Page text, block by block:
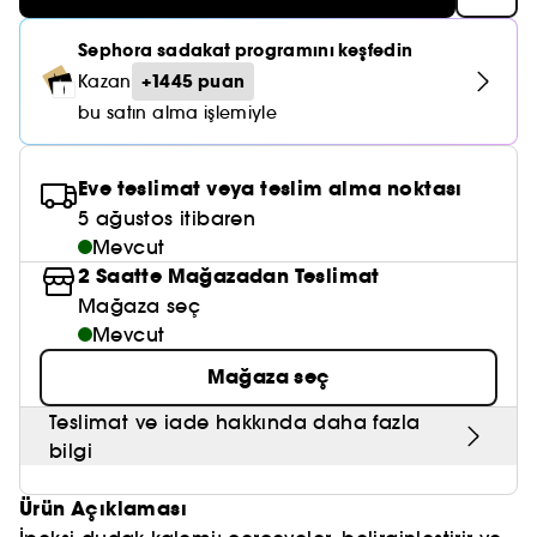
Maske
Cilt & Makyaj Temizleyiciler
Cilt Bakım Setleri
Saç Bakım Setleri
Okyanus Esansı
Matlaştırıcı Bakım
Kızarıklık için Bakım
Cilt Tonu Eşitsizliği için Bakım
Gözenek Karşıtı
Işıltı Veren Bakım
Karma ve Yağlı Saçlar
Kuru Saç Bakımı
CHAMPO
GHD
LE MONDE GOURMAND
SUMMER FRIDAYS
ERBORIAN
OLAPLEX
KÉRASTASE
TANGLE TEEZER
GISOU
K18
KAYALI
ARMANI
SUPERGOOP!
GISOU
AMIKA
KAYALI
LE MONDE GOURMAND
Sephora sadakat programını keşfedin
Kazan +1445 puan
bu satın alma işlemiyle
Eve teslimat veya teslim alma noktası
5 ağustos itibaren
Mevcut
2 Saatte Mağazadan Teslimat
Mağaza seç
Mevcut
Mağaza seç
Teslimat ve iade hakkında daha fazla
bilgi
Ürün Açıklaması